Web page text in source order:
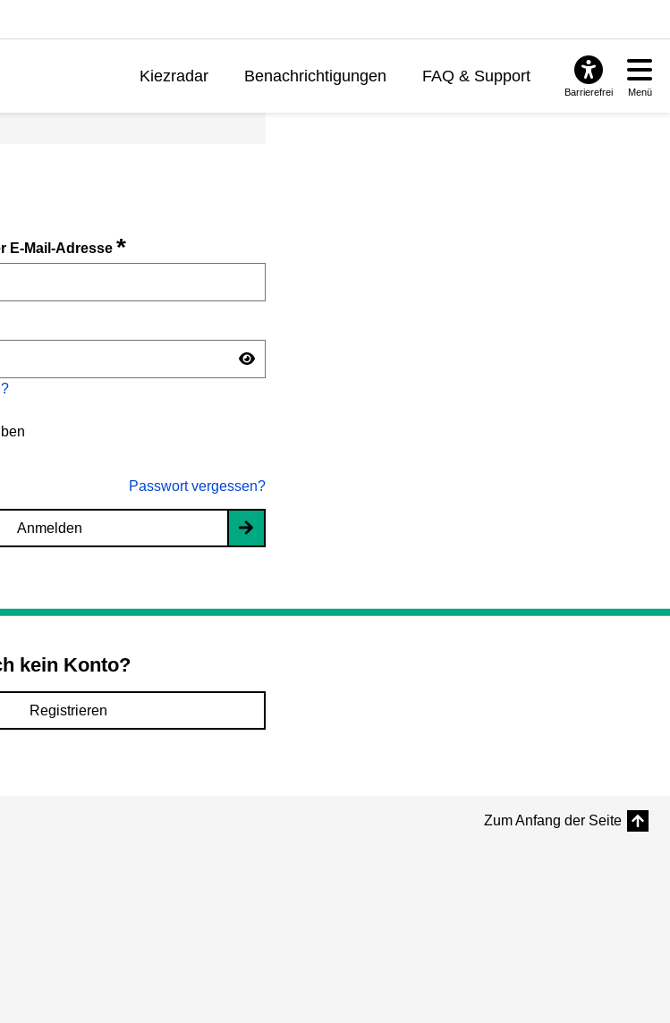
Kiezradar Benachrichtigungen FAQ & Support
Barrierefrei Menü
E-Mail-Adresse*
Passwort vergessen?
Anmelden
kein Konto?
Registrieren
Zum Anfang der Seite